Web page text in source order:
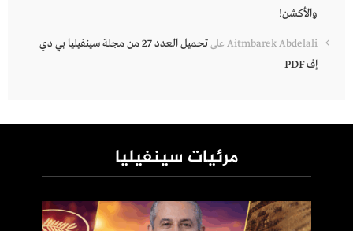
والأكشن!
Aitmbarek Abdelali على
تحميل العدد 27 من مجلة سينفيليا بي دي
إف PDF
مرئيات سينفيليا